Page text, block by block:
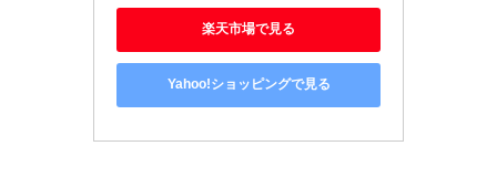
楽天市場で見る
Yahoo!ショッピングで見る